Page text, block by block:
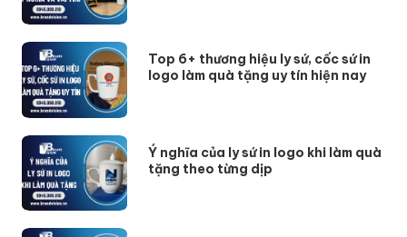
Top 6+ thương hiệu ly sứ, cốc sứ in
logo làm quà tặng uy tín hiện nay
Ý nghĩa của ly sứ in logo khi làm quà
tặng theo từng dịp